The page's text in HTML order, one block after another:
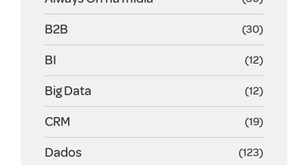
B2B (30)
BI (12)
Big Data (12)
CRM (19)
Dados (123)